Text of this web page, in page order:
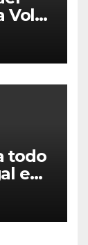
Volta
todo
e